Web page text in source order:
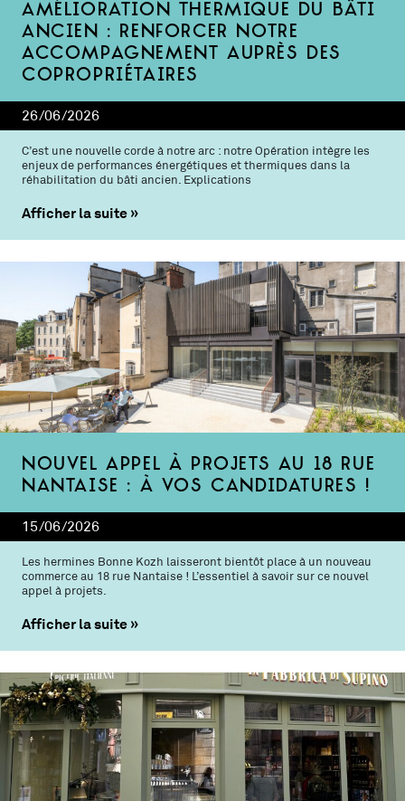
Amélioration thermique du bâti
ancien : renforcer notre
accompagnement auprès des
copropriétaires
26/06/2026
C’est une nouvelle corde à notre arc : notre Opération intègre les
enjeux de performances énergétiques et thermiques dans la
réhabilitation du bâti ancien. Explications
Afficher la suite
Nouvel appel à projets au 18 rue
Nantaise : à vos candidatures !
15/06/2026
Les hermines Bonne Kozh laisseront bientôt place à un nouveau
commerce au 18 rue Nantaise ! L’essentiel à savoir sur ce nouvel
appel à projets.
Afficher la suite